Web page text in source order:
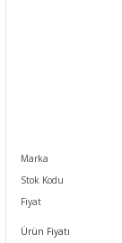
Marka
Stok Kodu
Fiyat
Ürün Fiyatı